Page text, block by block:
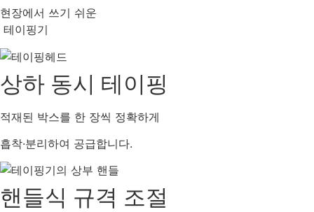
현장에서 쓰기 쉬운
테이핑기
상하 동시 테이핑
적재된 박스를 한 장씩 정확하게
흡착·분리하여 공급합니다.
핸들식 규격 조절